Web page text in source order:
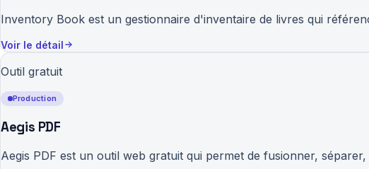
Inventory Book est un gestionnaire d'inventaire de livres qui
Voir le détail
Outil gratuit
Production
Aegis PDF
Aegis PDF est un outil web gratuit qui permet de fusionner,